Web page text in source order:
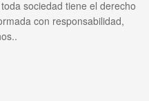
sociedad tiene el derecho
con responsabilidad,